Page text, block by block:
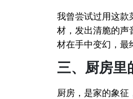
我曾尝试过用这款
材，发出清脆的声
材在手中变幻，最
三、厨房里
厨房，是家的象